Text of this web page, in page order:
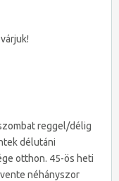
reggel/délig
délutáni
otthon. 45-ös heti
néhányszor